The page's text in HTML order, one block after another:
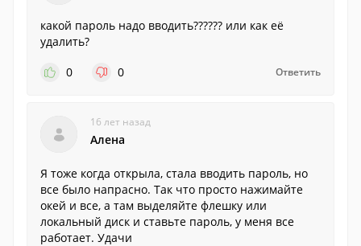
какой пароль надо вводить?????? или как её
удалить?
0
0 Ответить
16 лет назад
Алена
Я тоже когда открыла, стала вводить пароль, но
все было напрасно. Так что просто нажимайте
окей и все, а там выделяйте флешку или
локальный диск и ставьте пароль, у меня все
работает. Удачи